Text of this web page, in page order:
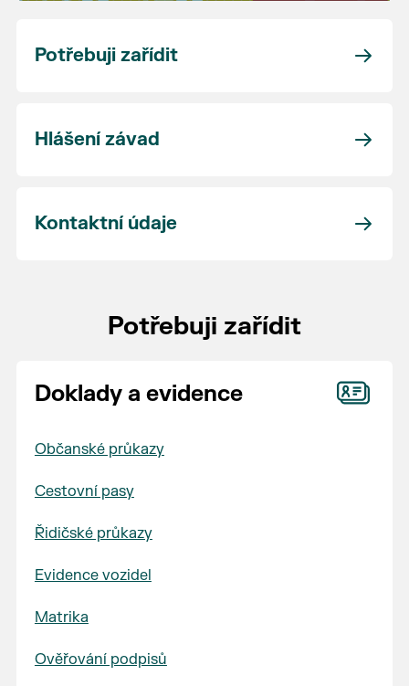
Potřebuji zařídit
Hlášení závad
Kontaktní údaje
Potřebuji zařídit
Doklady a evidence
Občanské průkazy
Cestovní pasy
Řidičské průkazy
Evidence vozidel
Matrika
Ověřování podpisů